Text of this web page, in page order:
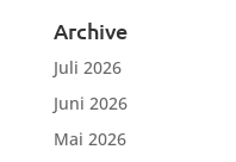
Archive
Juli 2026
Juni 2026
Mai 2026